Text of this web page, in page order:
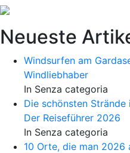
Neueste
Windsurfen am
Windliebhaber
In Senza categoria
Die schönsten
Der Reiseführer 2026
In Senza categoria
10 Orte, die man 2026